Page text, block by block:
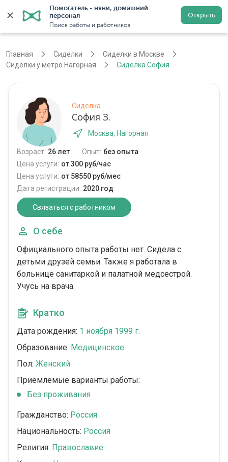
Помогатель - няни, домашний
персонал
Поиск работы и работников
Открыть
Регистрация
Главная Сиделки
Сиделки в Москве
Сиделки у метро Нагорная
Сиделка София
Сиделка
София З.
Москва, Нагорная
Возраст: 26 лет Опыт: без опыта
Цена услуги: от 300 руб/час
Цена услуги: от 58550 руб/мес
Дата регистрации: 2020 год
Связаться с работником
О себе
Официального опыта работы нет. Сидела с
детьми друзей семьи. Также я работала в
больнице санитаркой и палатной медсестрой.
Учусь на врача.
Кратко
Дата рождения: 1 ноября 1999 г.
Образование: Медицинское
Пол: Женский
Приемлемые варианты работы:
Без проживания
Гражданство: Россия
Национальность: Россия
Религия: Православие